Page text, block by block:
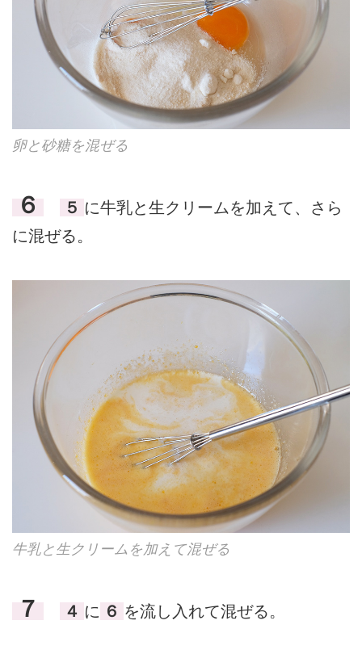
卵と砂糖を混ぜる
６ ５ に牛乳と生クリームを加えて、さら
に混ぜる。
牛乳と生クリームを加えて混ぜる
７ ４ に ６ を流し入れて混ぜる。